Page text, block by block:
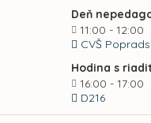
Deň
11:00 - 12:00
CVŠ
Hodina s
16:00 - 17:00
D216